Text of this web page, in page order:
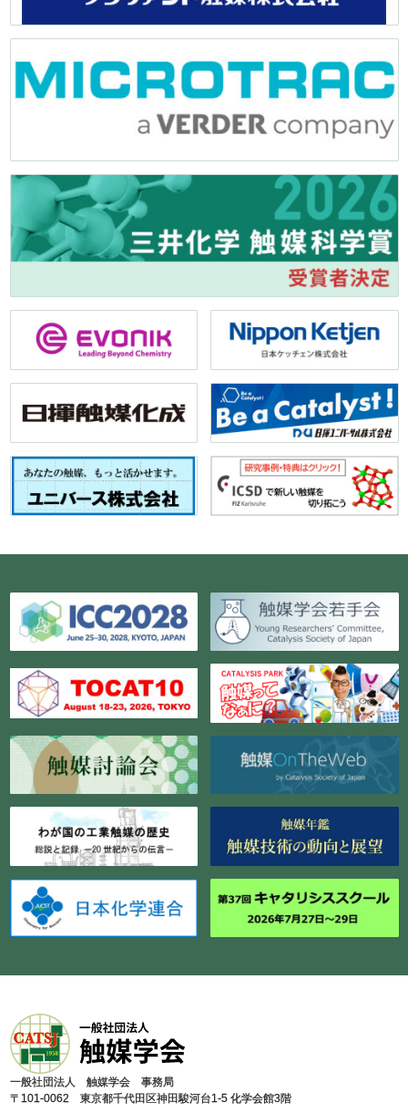
⼀般社団法⼈ 触媒学会 事務局
〒101-0062 東京都千代⽥区神⽥駿河台1-5 化学会館3階